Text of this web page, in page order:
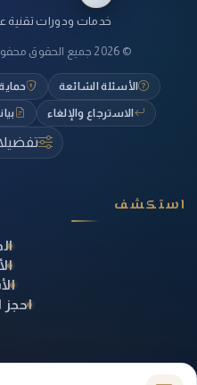
خدمات ودورات تقنية
©
2026 جميع الحقوق
الأسئلة الشائعة
الاسترجاع والإلغاء
استكشف
احجز